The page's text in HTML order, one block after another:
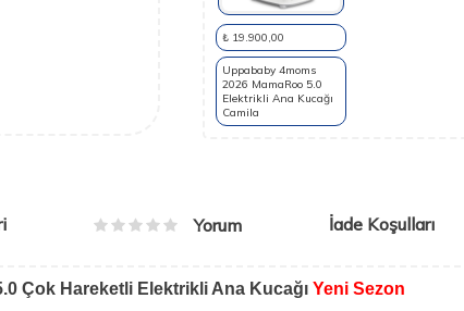
₺ 19.900,00
Uppababy 4moms
2026 MamaRoo 5.0
Elektrikli Ana Kucağı
Camila
Yorum İade Koşulları
Çok Hareketli Elektrikli Ana Kucağı Yeni Sezon